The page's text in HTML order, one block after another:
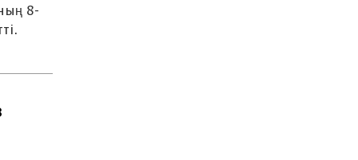
8-